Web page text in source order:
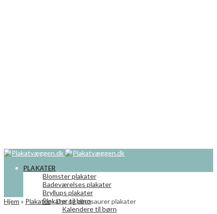
PLAKATER
Blomster plakater
Badeværelses plakater
Bryllups plakater
Plakater til børn
Kalendere til børn
Hjem » Plakater»Dyr og dinosaurer plakater